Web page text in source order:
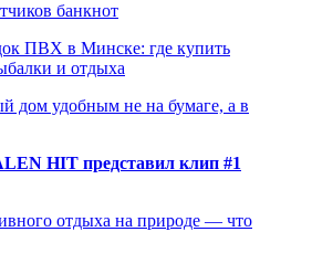
банкнот
ПВХ в Минске: где купить
и отдыха
дом удобным не на бумаге, а в
HIT представил клип #1
отдыха на природе — что